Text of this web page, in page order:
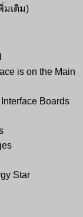
มเติม)
is on the Main
Boards
Star